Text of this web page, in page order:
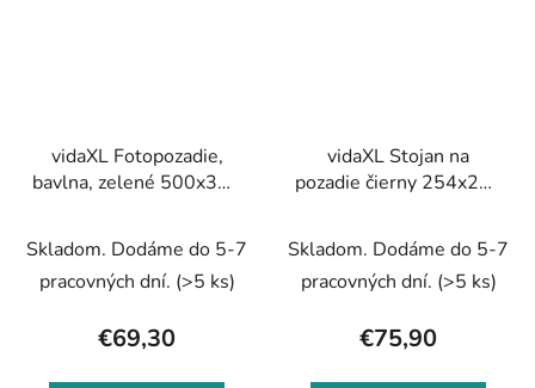
vidaXL Fotopozadie,
bavlna, zelené 500x300
kľúčovanie
Skladom. Dodáme do 5-7
pracovných dní. (>5 ks)
€69,30
vidaXL Stojan na
pozadie čierny 254x243
Skladom. Dodáme do 5-7
pracovných dní. (>5 ks)
€75,90